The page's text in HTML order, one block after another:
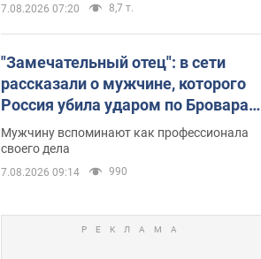
7.08.2026 07:20 8,7 т.
"Замечательный отец": в сети
рассказали о мужчине, которого
Россия убила ударом по Броварам.
Фото
Мужчину вспоминают как профессионала
своего дела
7.08.2026 09:14 990